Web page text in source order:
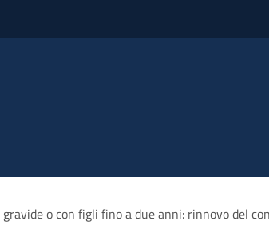
o con figli fino a due anni: rinnovo del